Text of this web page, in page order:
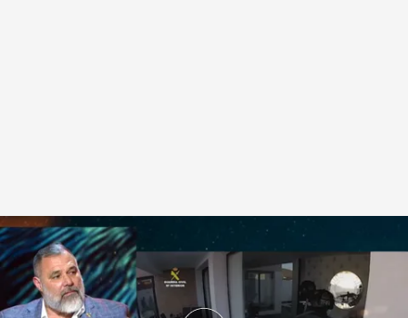
José Félix Ramajo profundiza en la lucha contra el narcotráfico
Horizonte
Madrid, 14 MAY 2026 - 22:48h.